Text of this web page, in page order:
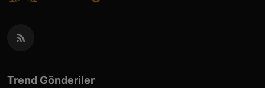
Trend Gönderiler